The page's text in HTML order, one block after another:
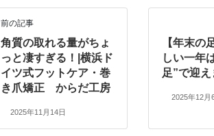
前の記事
角質の取れる量がちょ
っと凄すぎる！|横浜ド
イツ式フットケア・巻
き爪矯正 からだ工房
2025年11月14日
【年末の
しい一年
足”で迎
2025年12月